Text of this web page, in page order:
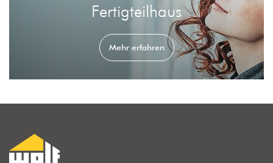
Fertigteilhaus
Mehr erfahren